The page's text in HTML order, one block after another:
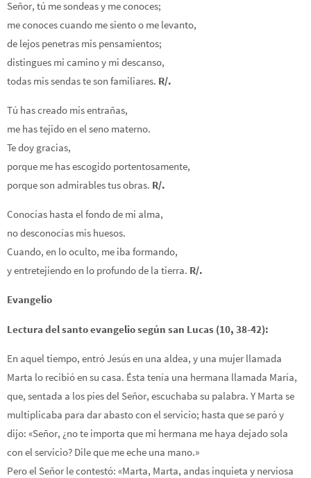
Señor, tú me sondeas y me conoces;
me conoces cuando me siento o me levanto,
de lejos penetras mis pensamientos;
distingues mi camino y mi descanso,
todas mis sendas te son familiares. R/.
Tú has creado mis entrañas,
me has tejido en el seno materno.
Te doy gracias,
porque me has escogido portentosamente,
porque son admirables tus obras. R/.
Conocías hasta el fondo de mi alma,
no desconocías mis huesos.
Cuando, en lo oculto, me iba formando,
y entretejiendo en lo profundo de la tierra. R/.
Evangelio
Lectura del santo evangelio según san Lucas (10, 38-42):
En aquel tiempo, entró Jesús en una aldea, y una mujer llamada
Marta lo recibió en su casa. Ésta tenía una hermana llamada María,
que, sentada a los pies del Señor, escuchaba su palabra. Y Marta se
multiplicaba para dar abasto con el servicio; hasta que se paró y
dijo: «Señor, ¿no te importa que mi hermana me haya dejado sola
con el servicio? Dile que me eche una mano.»
Pero el Señor le contestó: «Marta, Marta, andas inquieta y nerviosa